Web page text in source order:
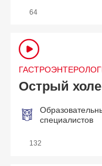
64
Острый
специалистов
132